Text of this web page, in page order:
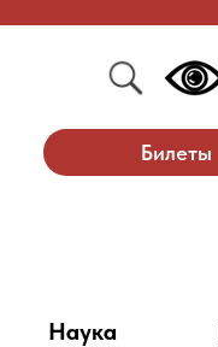
Билеты
Наука